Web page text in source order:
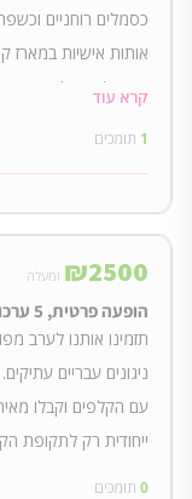
אותות אישיות במארז
בארץ (כמעט) מחיפה
קרא עוד
1 תומכים
₪2500 ומעלה
הופעה פרטית, 5 ערכות קלפי אותות וסדנה - רק עבורכם!
תזמינו אותנו לערב
ניגונים עבריים
ייחודית רק לתקופת
0 תומכים